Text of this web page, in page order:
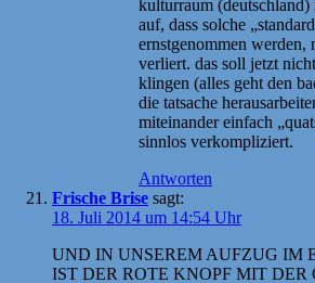
kulturraum
auf, dass solche
ernstgenommen werden,
verliert. das soll jetzt
klingen (alles geht den
die tatsache
miteinander einfach
sinnlos verkompliziert.
Antworten
Frische Brise sagt:
18. Juli 2014 um 14:54 Uhr
UND IN UNSEREM AUFZUG IM
IST DER ROTE KNOPF MIT DER